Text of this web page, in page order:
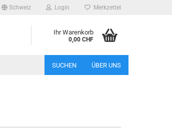
Schweiz Login Merkzettel
Ihr Warenkorb
0,00 CHF
SUCHEN ÜBER UNS